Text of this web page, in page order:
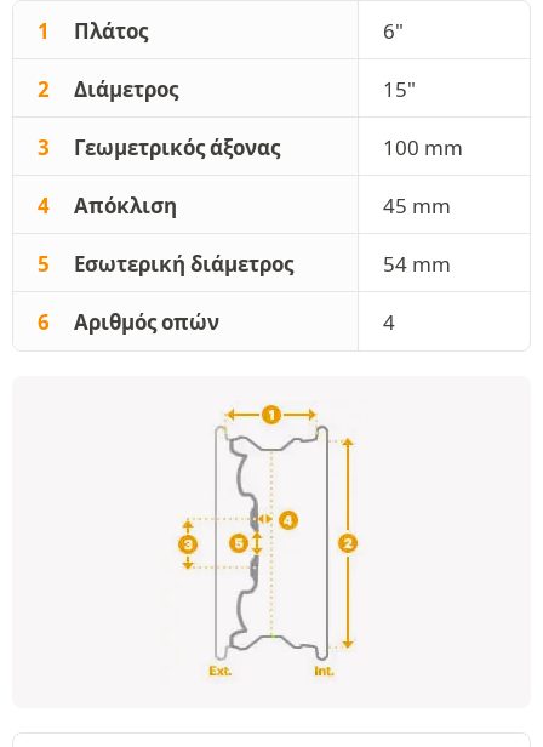
1 Πλάτος 6"
2 Διάμετρος 15"
3 Γεωμετρικός άξονας 100 mm
4 Απόκλιση 45 mm
5 Εσωτερική διάμετρος 54 mm
6 Αριθμός οπών 4